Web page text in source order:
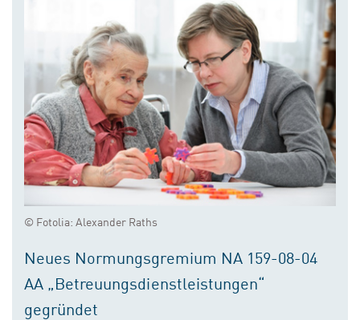
© Fotolia: Alexander Raths
Neues Normungsgremium NA 159-08-04
AA „Betreuungsdienstleistungen“
gegründet